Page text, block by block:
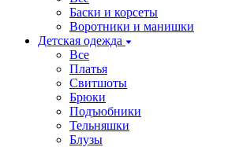
Баски и корсеты
Воротники и манишки
Детская одежда
Все
Платья
Свитшоты
Брюки
Подъюбники
Тельняшки
Блузы